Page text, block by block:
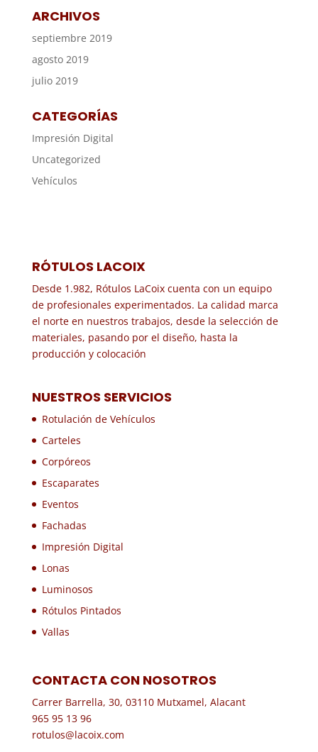
ARCHIVOS
septiembre 2019
agosto 2019
julio 2019
CATEGORÍAS
Impresión Digital
Uncategorized
Vehículos
RÓTULOS LACOIX
Desde 1.982, Rótulos LaCoix cuenta con un equipo
de profesionales experimentados. La calidad marca
el norte en nuestros trabajos, desde la selección de
materiales, pasando por el diseño, hasta la
producción y colocación
NUESTROS SERVICIOS
Rotulación de Vehículos
Carteles
Corpóreos
Escaparates
Eventos
Fachadas
Impresión Digital
Lonas
Luminosos
Rótulos Pintados
Vallas
CONTACTA CON NOSOTROS
Carrer Barrella, 30, 03110 Mutxamel, Alacant
965 95 13 96
rotulos@lacoix.com